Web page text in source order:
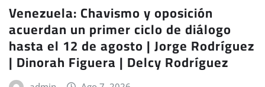
Venezuela: Chavismo y oposición
acuerdan un primer ciclo de diálogo
hasta el 12 de agosto | Jorge Rodríguez
| Dinorah Figuera | Delcy Rodríguez